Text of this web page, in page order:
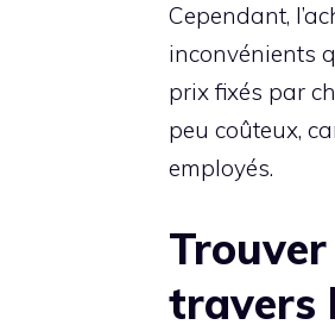
Cependant,
inconvénients
prix fixés par
peu coûteux,
employés.
travers